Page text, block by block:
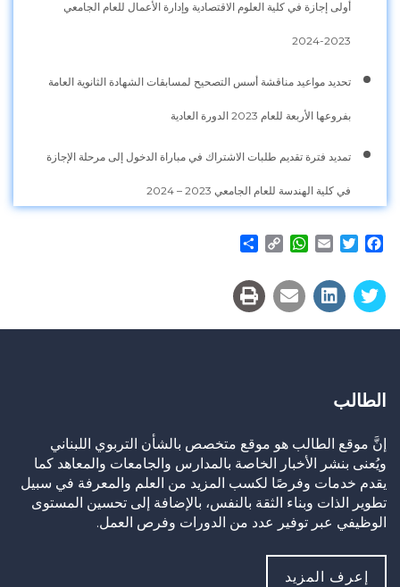
أولى إجازة في كلية العلوم الاقتصادية وإدارة الأعمال للعام الجامعي
2023-2024
تحديد مواعيد مناقشة أسس التصحيح لمسابقات الشهادة الثانوية العامة
بفروعها الأربعة للعام 2023 الدورة العادية
تمديد فترة تقديم طلبات الاشتراك في مباراة الدخول إلى مرحلة الإجازة
في كلية الهندسة للعام الجامعي 2023 – 2024
Facebook
Twitter
Email
WhatsApp
Copy
الطالب
إنَّ موقع الطالب هو موقع متخصص بالشأن التربوي اللبناني
ويُعنى بنشر الأخبار الخاصة بالمدارس والجامعات والمعاهد كما
يقدم خدمات وفرصًا لكسب المزيد من العلم والمعرفة في سبيل
تطوير الذات وبناء الثقة بالنفس، بالإضافة إلى تحسين المستوى
الوظيفي عبر توفير عدد من الدورات وفرص العمل.
إعرف المزيد